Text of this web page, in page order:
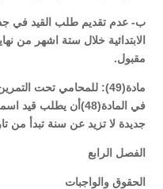
ب- عدم تقديم طلب القيد في
الابتدائية خلال ستة اشهر من
مقبول.
مادة(49): للمحامي تحت
في المادة(48)أن يطلب
جديدة لا تزيد عن سنة تبدأ من
الفصل الرابع
الحقوق والواجبات